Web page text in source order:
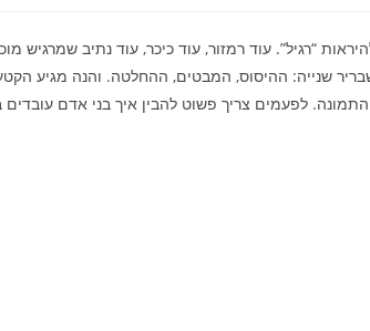
“רגיל”. עוד רמזור, עוד כיכר, עוד נתיב שמרגיש
שנייה: ההיסוס, המבטים, ההחלטה. והנה מגיע
לפעמים צריך פשוט להבין איך בני אדם